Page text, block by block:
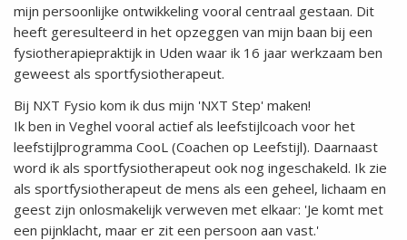
mijn persoonlijke ontwikkeling vooral centraal gestaan. Dit
heeft geresulteerd in het opzeggen van mijn baan bij een
fysiotherapiepraktijk in Uden waar ik 16 jaar werkzaam ben
geweest als sportfysiotherapeut.
Bij NXT Fysio kom ik dus mijn 'NXT Step' maken!
Ik ben in Veghel vooral actief als leefstijlcoach voor het
leefstijlprogramma CooL (Coachen op Leefstijl). Daarnaast
word ik als sportfysiotherapeut ook nog ingeschakeld. Ik zie
als sportfysiotherapeut de mens als een geheel, lichaam en
geest zijn onlosmakelijk verweven met elkaar: 'Je komt met
een pijnklacht, maar er zit een persoon aan vast.'